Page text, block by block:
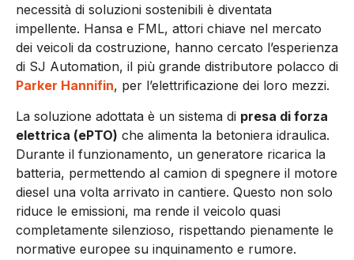
necessità di soluzioni sostenibili è diventata
impellente. Hansa e FML, attori chiave nel mercato
dei veicoli da costruzione, hanno cercato l’esperienza
di SJ Automation, il più grande distributore polacco di
Parker Hannifin, per l’elettrificazione dei loro mezzi.
La soluzione adottata è un sistema di presa di forza
elettrica (ePTO) che alimenta la betoniera idraulica.
Durante il funzionamento, un generatore ricarica la
batteria, permettendo al camion di spegnere il motore
diesel una volta arrivato in cantiere. Questo non solo
riduce le emissioni, ma rende il veicolo quasi
completamente silenzioso, rispettando pienamente le
normative europee su inquinamento e rumore.